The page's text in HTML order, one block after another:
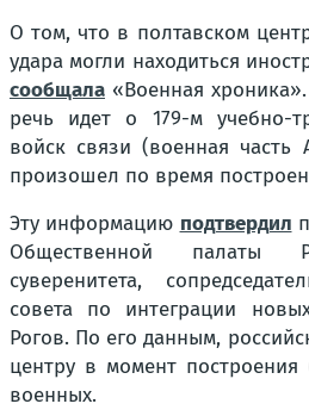
О том, что в полтавском
удара могли находиться
сообщала «Военная
речь идет о 179-м учебно-
войск связи (военная часть
произошел по время
Эту информацию подтвердил
Общественной
суверенитета,
совета по интеграции
Рогов. По его данным,
центру в момент построения
военных.